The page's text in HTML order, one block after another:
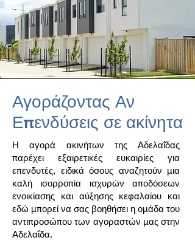
Αγοράζοντας Αν
Επενδύσεις σε ακίνητα
Η αγορά ακινήτων της Αδελαΐδας
παρέχει εξαιρετικές ευκαιρίες για
επενδυτές, ειδικά όσους αναζητούν μια
καλή ισορροπία ισχυρών αποδόσεων
ενοικίασης και αύξησης κεφαλαίου και
εδώ μπορεί να σας βοηθήσει η ομάδα του
αντιπροσώπου των αγοραστών μας στην
Αδελαΐδα.